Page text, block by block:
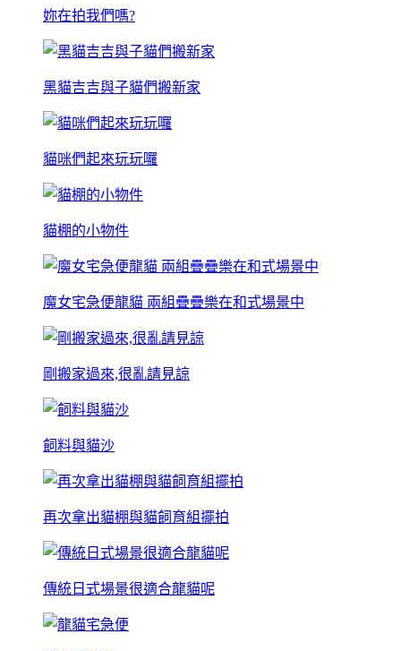
妳在拍我們嗎?
黑貓吉吉與子貓們搬新家
貓咪們起來玩玩囉
貓棚的小物件
魔女宅急便龍貓 兩組疊疊樂在和式場景中
剛搬家過來,很亂請見諒
飼料與貓沙
再次拿出貓棚與貓飼育組擺拍
傳統日式場景很適合龍貓呢